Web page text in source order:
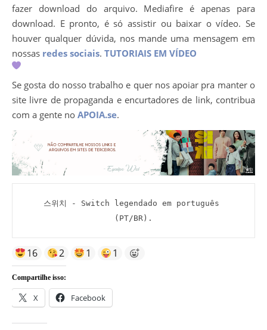
fazer download do arquivo. Mediafire é apenas para
download. E pronto, é só assistir ou baixar o vídeo. Se
houver qualquer dúvida, nos mande uma mensagem em
nossas redes sociais. TUTORIAIS EM VÍDEO
Se gosta do nosso trabalho e quer nos apoiar pra manter o
site livre de propaganda e encurtadores de link, contribua
com a gente no APOIA.se.
스위치 - Switch legendado em português
(PT/BR).
16 2 1 1
Compartilhe isso:
X Facebook